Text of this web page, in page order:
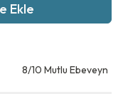
Ekle
8/10 Mutlu Ebeveyn